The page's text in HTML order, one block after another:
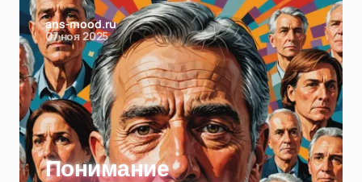
ans-mood.ru
07 ноя 2025
Понимание